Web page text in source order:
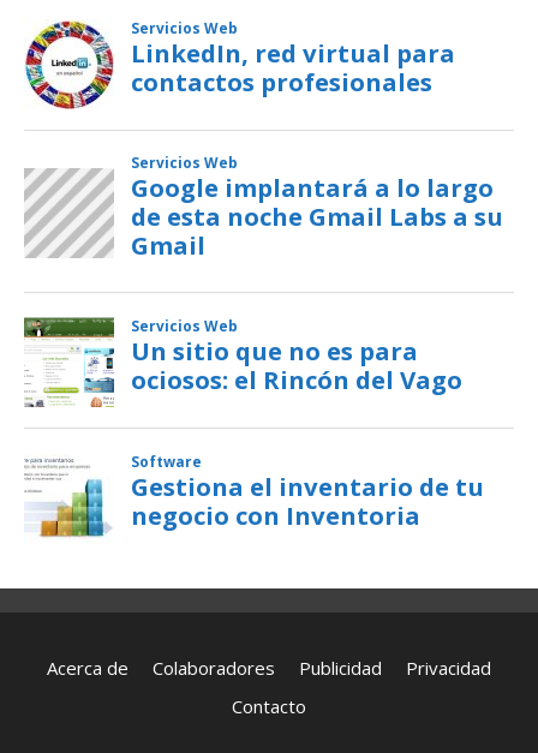
Acerca de Colaboradores Publicidad
Privacidad
Contacto